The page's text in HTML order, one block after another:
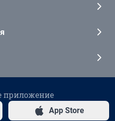
приложение
App Store